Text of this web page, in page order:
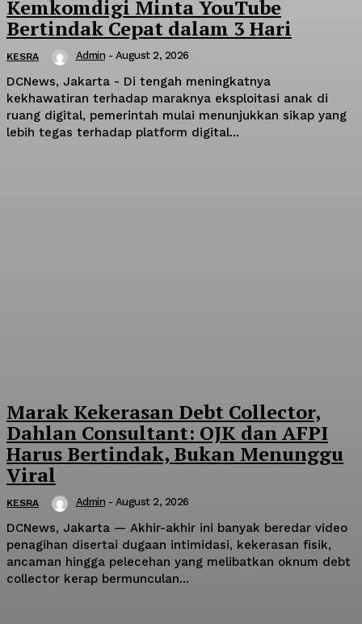
Kemkomdigi Minta YouTube
Bertindak Cepat dalam 3 Hari
KESRA Admin - August 2, 2026
DCNews, Jakarta - Di tengah meningkatnya
kekhawatiran terhadap maraknya eksploitasi anak di
ruang digital, pemerintah mulai menunjukkan sikap yang
lebih tegas terhadap platform digital...
Marak Kekerasan Debt Collector,
Dahlan Consultant: OJK dan AFPI
Harus Bertindak, Bukan Menunggu
Viral
KESRA Admin - August 2, 2026
DCNews, Jakarta — Akhir-akhir ini banyak beredar video
penagihan disertai dugaan intimidasi, kekerasan fisik,
ancaman hingga pelecehan yang melibatkan oknum debt
collector kerap bermunculan...